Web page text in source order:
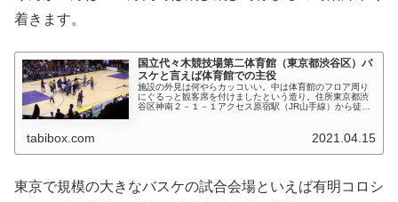
着きます。
国立代々木競技場第二体育館（東京都渋谷区）バ
スケと言えば体育館での主役
施設の外見は何やらカッコいい。中は体育館のフロア周り
にぐるっと観客席を付けましたという造り。住所東京都渋
谷区神南２－１－１アクセス原宿駅（JR山手線）から徒歩
tabibox.com 2021.04.15
東京で規模の大きなバスケの試合会場といえば有明コロシ